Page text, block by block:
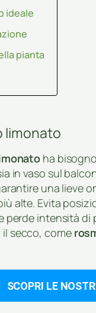
ideale
pianta
limonato
ha
in vaso sul
una lieve
alte. Evita
perde intensità
secco, come
SCOPRI LE